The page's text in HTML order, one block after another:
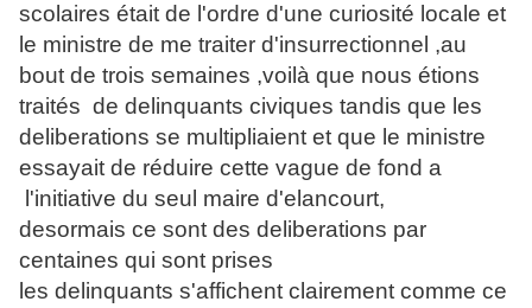
scolaires était de l'ordre d'une curiosité locale et
le ministre de me traiter d'insurrectionnel ,au
bout de trois semaines ,voilà que nous étions
traités de delinquants civiques tandis que les
deliberations se multipliaient et que le ministre
essayait de réduire cette vague de fond a
l'initiative du seul maire d'elancourt,
desormais ce sont des deliberations par
centaines qui sont prises
les delinquants s'affichent clairement comme ce